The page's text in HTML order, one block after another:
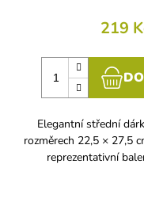
219
Elegantní střední
rozměrech 22,5 × 27,5
reprezentativní